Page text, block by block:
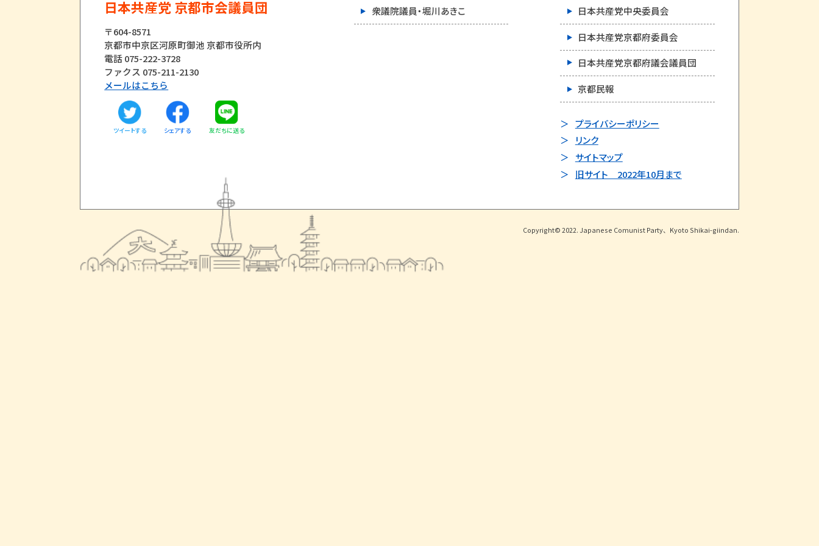
日本共産党 京都市会議員団
〒604-8571
京都市中京区河原町御池 京都市役所内
電話 075-222-3728
ファクス 075-211-2130
メールはこちら
ツイートする シェアする 友だちに送る
衆議院議員・堀川あきこ 日本共産党中央委員会
日本共産党京都府委員会
日本共産党京都府議会議員団
京都民報
プライバシーポリシー
リンク
サイトマップ
旧サイト 2022年10月まで
Copyright© 2022. Japanese Comunist Party、Kyoto Shikai-giindan.